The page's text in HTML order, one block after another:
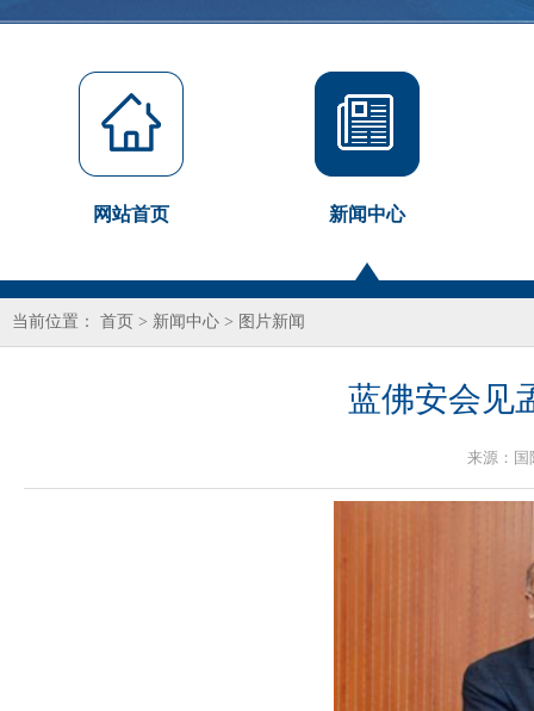
网站首页 新闻中心
当前位置： 首页 > 新闻中心 > 图片新闻
蓝佛安会见
来源： 国